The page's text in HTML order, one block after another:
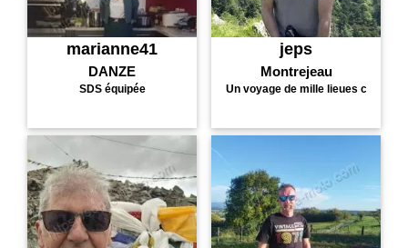
marianne41
DANZE
SDS équipée
jeps
Montrejeau
Un voyage de mille lieues comm...